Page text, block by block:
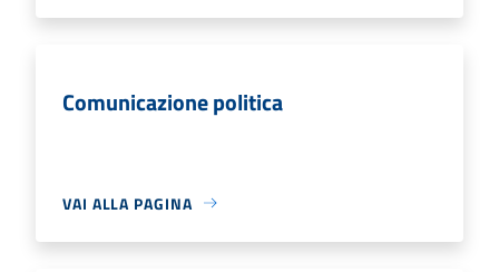
Comunicazione politica
VAI ALLA PAGINA